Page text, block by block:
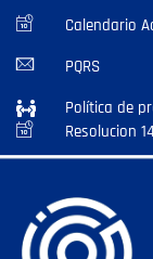
Calendario
PQRS
Política de
Resolucion